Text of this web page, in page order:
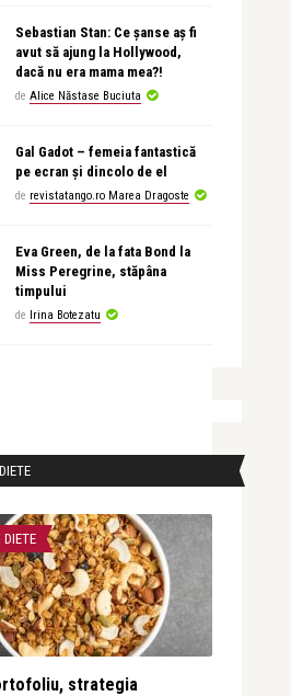
Sebastian Stan: Ce șanse aș fi
avut să ajung la Hollywood,
dacă nu era mama mea?!
de Alice Năstase Buciuta
Gal Gadot – femeia fantastică
pe ecran și dincolo de el
de revistatango.ro Marea Dragoste
Eva Green, de la fata Bond la
Miss Peregrine, stăpâna
timpului
de Irina Botezatu
DIETE
strategia